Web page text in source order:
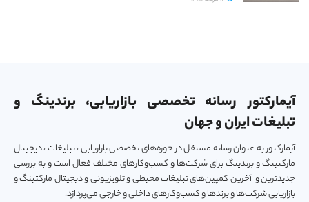
آیمارکتور رسانه تخصصی بازاریابی، برندینگ و
تبلیغات ایران و جهان
آیمارکتور به عنوان رسانه مستقل در حوزه‌های تخصصی بازاریابی ، تبلیغات ، دیجیتال
مارکتینگ و برندینگ برای شرکت‌ها و کسب‌و‌کارهای مختلف فعال است و به بررسی
جدیدترین و آخرین کمپین‌های تبلیغات محیطی و تلویزیونی و دیجیتال مارکتینگ و
بازاریابی شرکت‌ها و برندها و کسب‌و‌کارهای داخلی و خارجی می‌پردازد.